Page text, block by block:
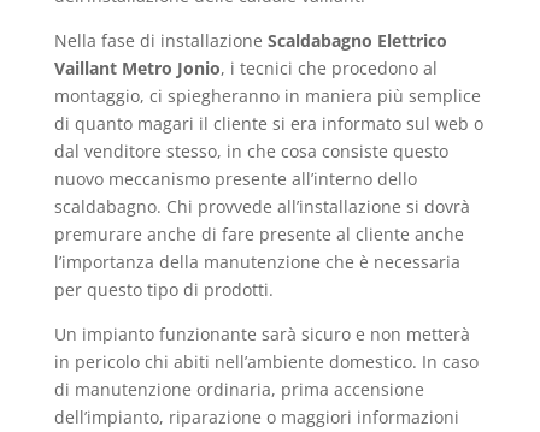
Nella fase di installazione Scaldabagno Elettrico
Vaillant Metro Jonio, i tecnici che procedono al
montaggio, ci spiegheranno in maniera più semplice
di quanto magari il cliente si era informato sul web o
dal venditore stesso, in che cosa consiste questo
nuovo meccanismo presente all’interno dello
scaldabagno. Chi provvede all’installazione si dovrà
premurare anche di fare presente al cliente anche
l’importanza della manutenzione che è necessaria
per questo tipo di prodotti.
Un impianto funzionante sarà sicuro e non metterà
in pericolo chi abiti nell’ambiente domestico. In caso
di manutenzione ordinaria, prima accensione
dell’impianto, riparazione o maggiori informazioni